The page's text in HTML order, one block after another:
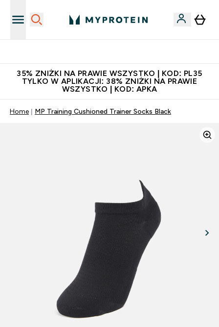
35% ZNIŻKI NA PRAWIE WSZYSTKO | KOD: PL35
TYLKO W APLIKACJI: 38% ZNIŻKI NA PRAWIE
WSZYSTKO | KOD: APKA
Home MP Training Cushioned Trainer Socks Black